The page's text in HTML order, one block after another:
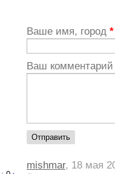
Ваше имя, город *
Ваш
mishmar, 18 мая